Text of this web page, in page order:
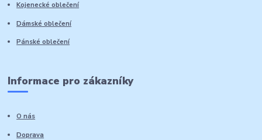
Kojenecké oblečení
Dámské oblečení
Pánské oblečení
Informace pro zákazníky
O nás
Doprava